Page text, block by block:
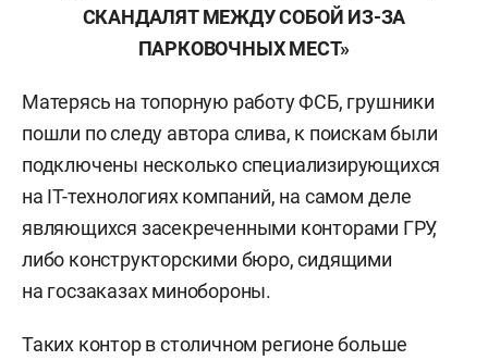
СКАНДАЛЯТ МЕЖДУ СОБОЙ ИЗ-ЗА
ПАРКОВОЧНЫХ МЕСТ»
Матерясь на топорную работу ФСБ, грушники
пошли по следу автора слива, к поискам были
подключены несколько специализирующихся
на IT-технологиях компаний, на самом деле
являющихся засекреченными конторами ГРУ,
либо конструкторскими бюро, сидящими
на госзаказах минобороны.
Таких контор в столичном регионе больше